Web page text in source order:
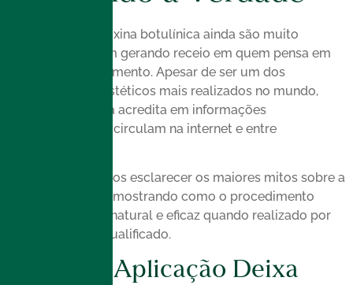
Os mitos sobre toxina botulínica ainda são muito
comuns e acabam gerando receio em quem pensa em
realizar este tratamento. Apesar de ser um dos
procedimentos estéticos mais realizados no mundo,
muita gente ainda acredita em informações
equivocadas que circulam na internet e entre
Neste artigo, vamos esclarecer os maiores mitos sobre a
toxina botulínica, mostrando como o procedimento
pode ser seguro, natural e eficaz quando realizado por
um profissional qualificado.
Mito 1: A Aplicação Deixa